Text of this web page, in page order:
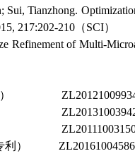
Tianzhong.
217:202-210（SCI）
of Multi-
利）
）
专利）